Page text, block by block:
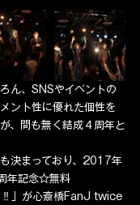
ん、SNSやイベントの
ント性に優れた個性を
、間も無く結成４周年と
決まっており、2017年
年記念☆無料
が心斎橋FanJ twice